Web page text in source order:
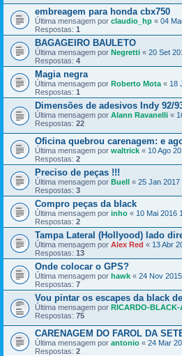
embreagem para honda cbx750
Última mensagem por claudio_hp « 04
Respostas: 1
BAGAGEIRO BAULETO
Última mensagem por Negretti « 20 Set
Respostas: 4
Magia negra
Última mensagem por Roberto Mota « 18
Respostas: 1
Dimensões de adesivos Indy 92/
Última mensagem por Alann Ravanelli «
Respostas: 22
Oficina quebrou carenagem: e
Última mensagem por waltrick « 10 Ago
Respostas: 2
Preciso de peças !!!
Última mensagem por Buell « 25 Jan 2017
Respostas: 3
Compro peças da black
Última mensagem por inho « 10 Mai 2016
Respostas: 2
Tampa Lateral (Hollyood) lado
Última mensagem por Alex Red « 13 Abr
Respostas: 13
Onde colocar o GPS?
Última mensagem por hawk « 24 Nov
Respostas: 7
Vou pintar os escapes da black
Última mensagem por RICARDO-BLACK-
Respostas: 75
CARENAGEM DO FAROL DA
Última mensagem por antonio « 24 Mar
Respostas: 2